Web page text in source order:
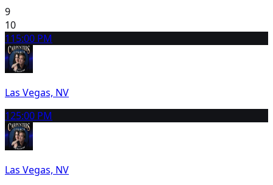
9
10
115:00 PM
Las Vegas, NV
125:00 PM
Las Vegas, NV